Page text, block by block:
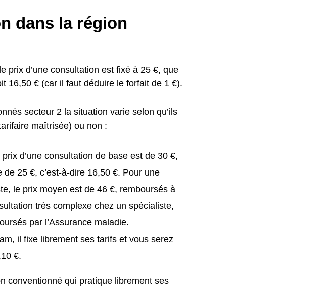
dans la région
prix d’une consultation est fixé à 25 €, que
16,50 € (car il faut déduire le forfait de 1 €).
secteur 2 la situation varie selon qu’ils
maîtrisée) ou non :
d’une consultation de base est de 30 €,
25 €, c’est-à-dire 16,50 €. Pour une
le prix moyen est de 46 €, remboursés à
très complexe chez un spécialiste,
par l’Assurance maladie.
il fixe librement ses tarifs et vous serez
€.
conventionné qui pratique librement ses